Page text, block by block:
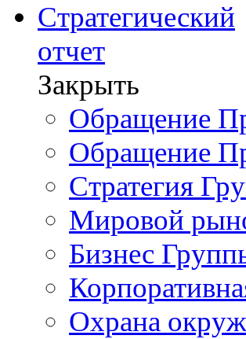
Стратегический
отчет
Закрыть
Обращение
Обращение
Стратегия
Мировой
Бизнес
Охрана